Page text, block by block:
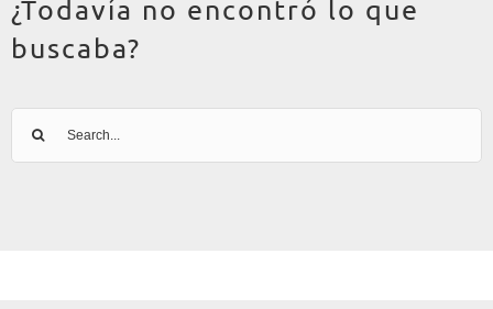
¿Todavía no encontró lo que
buscaba?
for: